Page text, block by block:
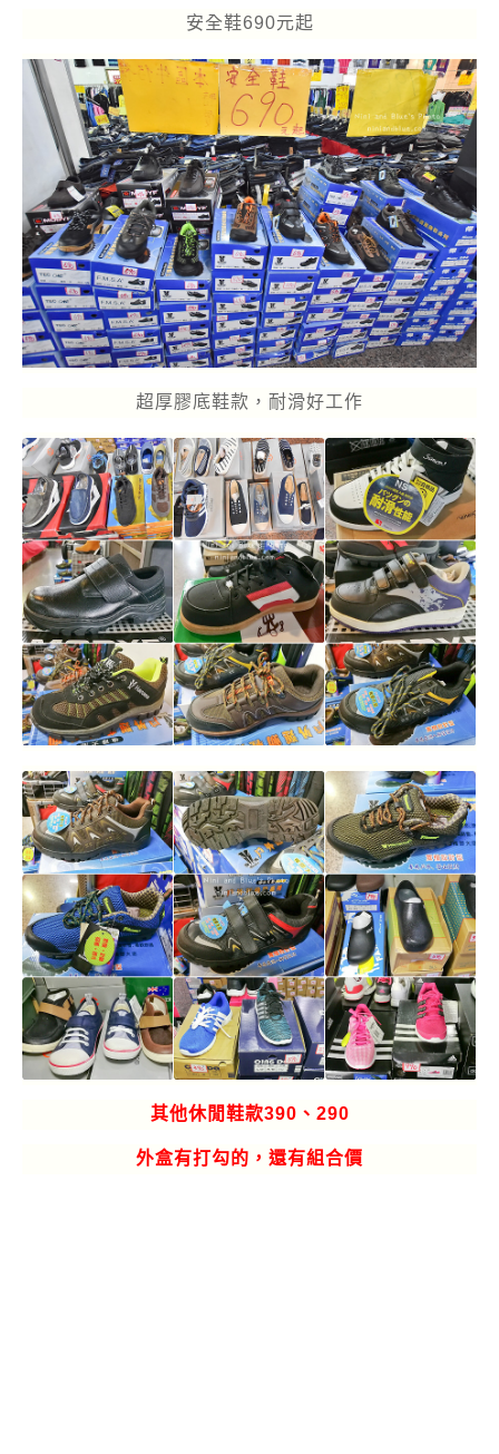
安全鞋690元起
超厚膠底鞋款，耐滑好工作
其他休閒鞋款390、290
外盒有打勾的，還有組合價